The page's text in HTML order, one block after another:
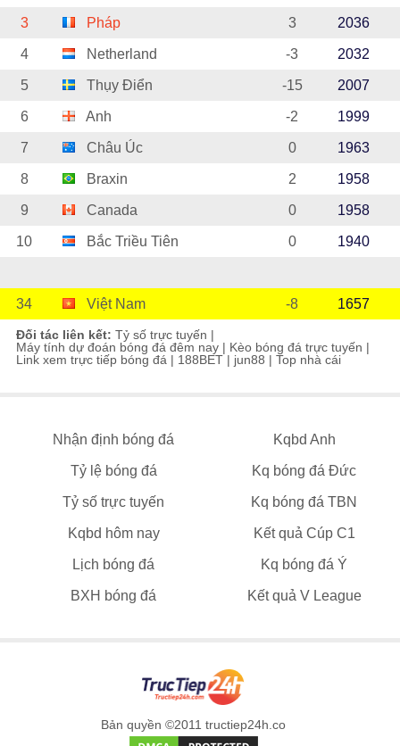
3 Pháp 3 2036
4 Netherland -3 2032
5 Thụy Điển -15 2007
6 Anh -2 1999
7 Châu Úc 0 1963
8 Braxin 2 1958
9 Canada 0 1958
10 Bắc Triều Tiên 0 1940
34 Việt Nam -8 1657
Đối tác liên kết: Tỷ số trực tuyến |
Máy tính dự đoán bóng đá đêm nay | Kèo bóng đá trực tuyến |
Link xem trực tiếp bóng đá | 188BET | jun88 | Top nhà cái
Nhận định bóng đá Kqbd Anh
Tỷ lệ bóng đá Kq bóng đá Đức
Tỷ số trực tuyến Kq bóng đá TBN
Kqbd hôm nay Kết quả Cúp C1
Lịch bóng đá Kq bóng đá Ý
BXH bóng đá Kết quả V League
Bản quyền ©2011 tructiep24h.co